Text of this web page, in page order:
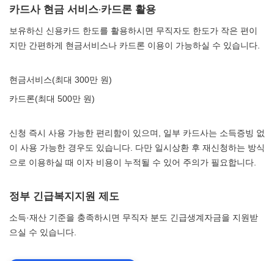
카드사 현금 서비스·카드론 활용
보유하신 신용카드 한도를 활용하시면 무직자도 한도가 작은 편이
지만 간편하게 현금서비스나 카드론 이용이 가능하실 수 있습니다.
현금서비스(최대 300만 원)
카드론(최대 500만 원)
신청 즉시 사용 가능한 편리함이 있으며, 일부 카드사는 소득증빙 없
이 사용 가능한 경우도 있습니다. 다만 일시상환 후 재신청하는 방식
으로 이용하실 때 이자 비용이 누적될 수 있어 주의가 필요합니다.
정부 긴급복지지원 제도
소득·재산 기준을 충족하시면 무직자 분도 긴급생계자금을 지원받
으실 수 있습니다.